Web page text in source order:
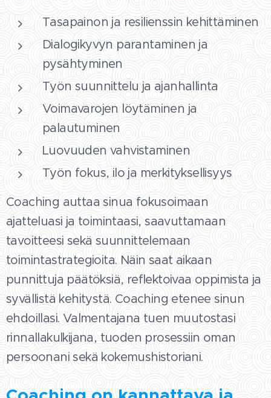
Tasapainon ja resilienssin kehittäminen
Dialogikyvyn parantaminen ja
pysähtyminen
Työn suunnittelu ja ajanhallinta
Voimavarojen löytäminen ja
palautuminen
Luovuuden vahvistaminen
Työn fokus, ilo ja merkityksellisyys
Coaching auttaa sinua fokusoimaan
ajatteluasi ja toimintaasi, saavuttamaan
tavoitteesi sekä suunnittelemaan
toimintastrategioita. Näin saat aikaan
punnittuja päätöksiä, reflektoivaa oppimista ja
syvällistä kehitystä. Coaching etenee sinun
ehdoillasi. Valmentajana tuen muutostasi
rinnallakulkijana, tuoden prosessiin oman
persoonani sekä kokemushistoriani.